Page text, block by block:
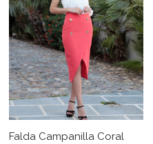
Falda Campanilla Coral